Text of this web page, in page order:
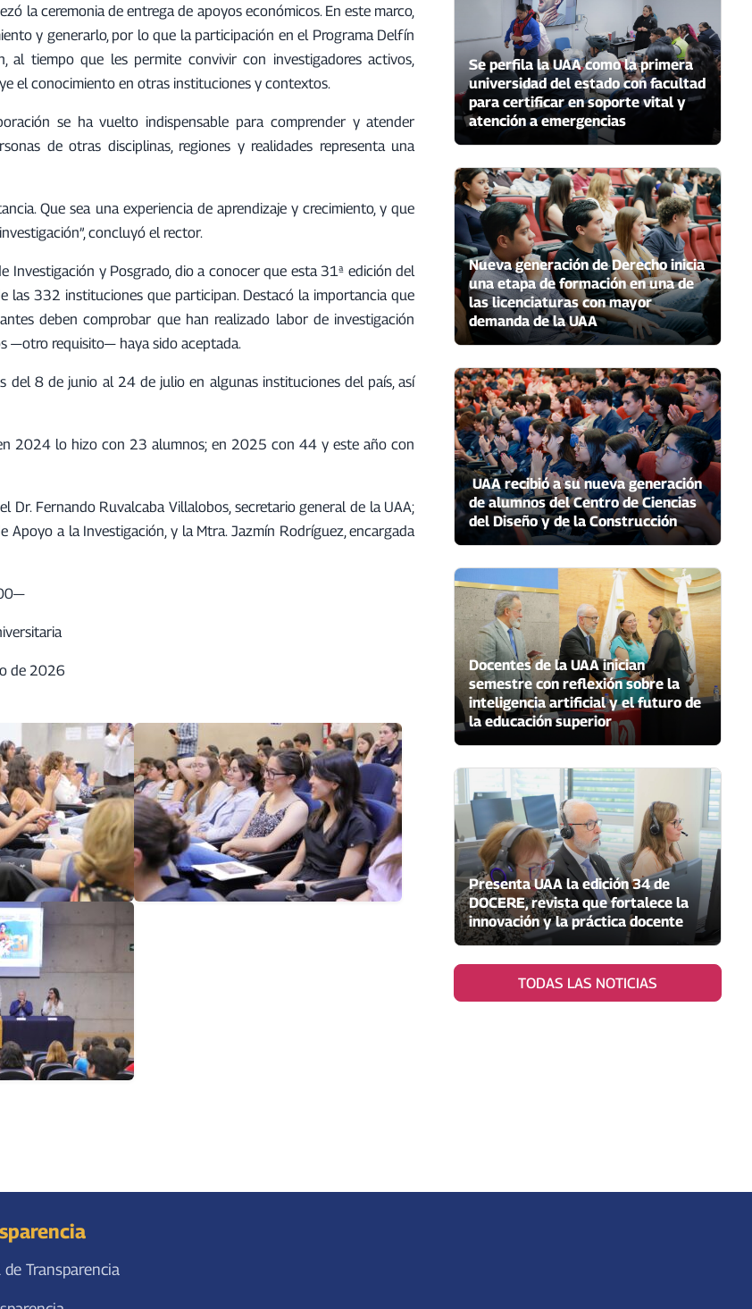
la ceremonia de entrega de apoyos económicos. En este marco,
y generarlo, por lo que la participación en el Programa Delfín
al tiempo que les permite convivir con investigadores activos,
el conocimiento en otras instituciones y contextos.
se ha vuelto indispensable para comprender y atender
de otras disciplinas, regiones y realidades representa una
Que sea una experiencia de aprendizaje y crecimiento, y que
concluyó el rector.
Investigación y Posgrado, dio a conocer que esta 31ª edición del
332 instituciones que participan. Destacó la importancia que
deben comprobar que han realizado labor de investigación
—otro requisito— haya sido aceptada.
del 8 de junio al 24 de julio en algunas instituciones del país, así
2024 lo hizo con 23 alumnos; en 2025 con 44 y este año con
Fernando Ruvalcaba Villalobos, secretario general de la UAA;
Apoyo a la Investigación, y la Mtra. Jazmín Rodríguez, encargada
de 2026
Se perfila la UAA como la primera
universidad del estado con facultad
para certificar en soporte vital y
atención a emergencias
Nueva generación de Derecho inicia
una etapa de formación en una de
las licenciaturas con mayor
demanda de la UAA
UAA recibió a su nueva generación
de alumnos del Centro de Ciencias
del Diseño y de la Construcción
Docentes de la UAA inician
semestre con reflexión sobre la
inteligencia artificial y el futuro de
la educación superior
Presenta UAA la edición 34 de
DOCERE, revista que fortalece la
innovación y la práctica docente
TODAS LAS NOTICIAS
Transparencia